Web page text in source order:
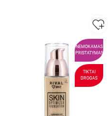
NEMOKAMAS
PRISTATYMAS
TIKTAI
DROGAS